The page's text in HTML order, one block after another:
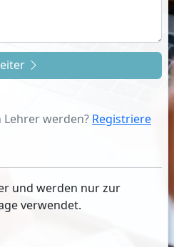
werden? Registriere
und werden nur zur
verwendet.